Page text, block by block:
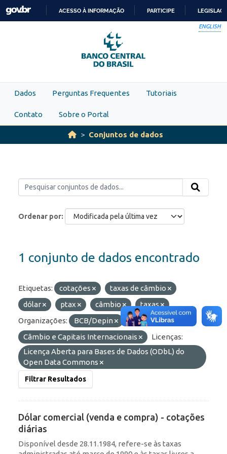
Skip to main content
PARA
O
CONTEÚDO
ACESSO À INFORMAÇÃO PARTICIPE
ENGLISH
Dados Perguntas Frequentes Tutoriais
Contato Sobre o Portal
Conjuntos de dados
Ordenar por
1 conjunto de dados encontrado
Etiquetas: cotações
taxas de câmbio
dólar
ptax câmbio
taxas
Organizações:
BCB/Depin
Grupos:
Câmbio e Capitais Internacionais
Licenças:
Licença Aberta para Bases de Dados (ODbL) do
Open Data Commons
Filtrar Resultados
Dólar comercial (venda e compra) - cotações
diárias
Disponível desde 28.11.1984, refere-se às taxas